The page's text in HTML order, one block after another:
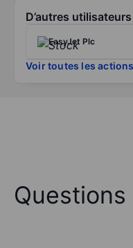
D’autres
EasyJet Plc
Voir toutes les actions